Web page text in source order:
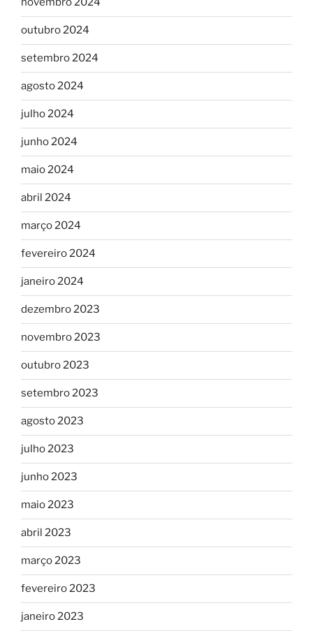
outubro 2024
setembro 2024
agosto 2024
julho 2024
junho 2024
maio 2024
abril 2024
março 2024
fevereiro 2024
janeiro 2024
dezembro 2023
novembro 2023
outubro 2023
setembro 2023
agosto 2023
julho 2023
junho 2023
maio 2023
abril 2023
março 2023
fevereiro 2023
janeiro 2023